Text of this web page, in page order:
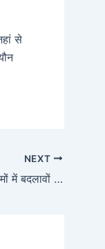
से
NEXT
केंद्र सरकार ने नहीं लिया है IAS काडर नियमों में बदलावों पर निर्णय